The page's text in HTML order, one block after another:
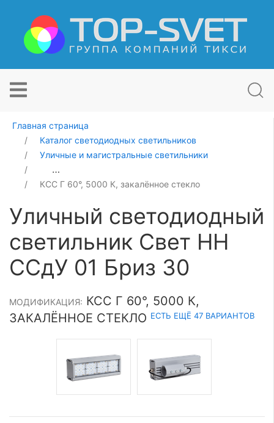
Главная страница
Каталог светодиодных светильников
Уличные и магистральные светильники
Уличный светодиодный светильник Свет НН ССдУ 01
КСС Г 60°, 5000 К, закалённое стекло
Уличный светодиодный
светильник Свет НН
ССдУ 01 Бриз 30
МОДИФИКАЦИЯ: КСС Г 60°, 5000 К,
ЗАКАЛЁННОЕ СТЕКЛО ЕСТЬ ЕЩЁ 47 ВАРИАНТОВ